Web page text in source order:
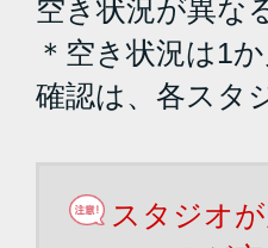
空き状況が異な
＊空き状況は1
確認は、各スタ
スタジオ